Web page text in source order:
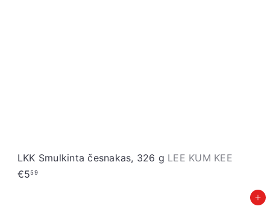
LKK Smulkinta česnakas, 326 g LEE KUM KEE
€559
Įdėti į krepšelį